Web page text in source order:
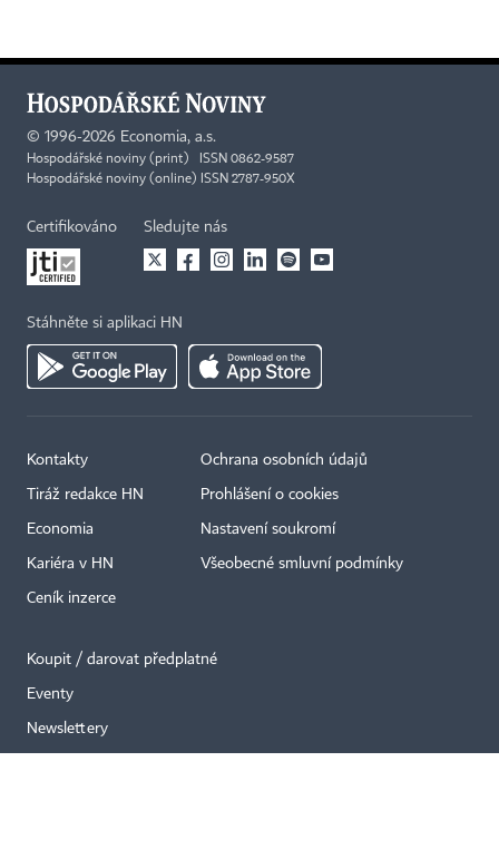
© 1996-2026 Economia, a.s.
Hospodářské noviny (print) ISSN 0862-9587
Hospodářské noviny (online) ISSN 2787-950X
Certifikováno Sledujte nás
Stáhněte si aplikaci HN
Kontakty
Tiráž redakce HN
Economia
Kariéra v HN
Ceník inzerce
Ochrana osobních údajů
Prohlášení o cookies
Nastavení soukromí
Všeobecné smluvní podmínky
Koupit / darovat předplatné
Eventy
Newslettery